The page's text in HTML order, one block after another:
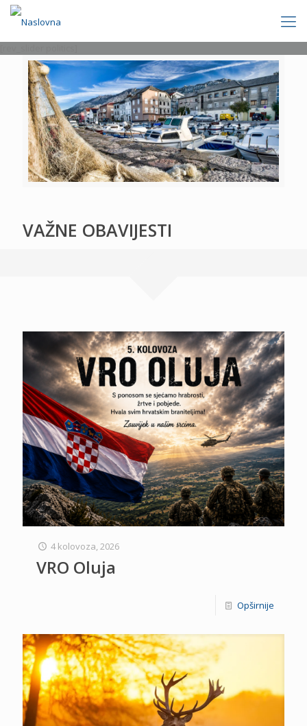
VAŽNE OBAVIJESTI
4 kolovoza, 2026
VRO Oluja
Opširnije